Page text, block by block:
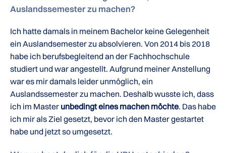
Auslandssemester zu machen?
Ich hatte damals in meinem Bachelor keine Gelegenheit
ein Auslandsemester zu absolvieren. Von 2014 bis 2018
habe ich berufsbegleitend an der Fachhochschule
studiert und war angestellt. Aufgrund meiner Anstellung
war es mir damals leider unmöglich, ein
Auslandssemester zu machen. Deshalb wusste ich, dass
ich im Master unbedingt eines machen möchte. Das habe
ich mir als Ziel gesetzt, bevor ich den Master gestartet
habe und jetzt so umgesetzt.